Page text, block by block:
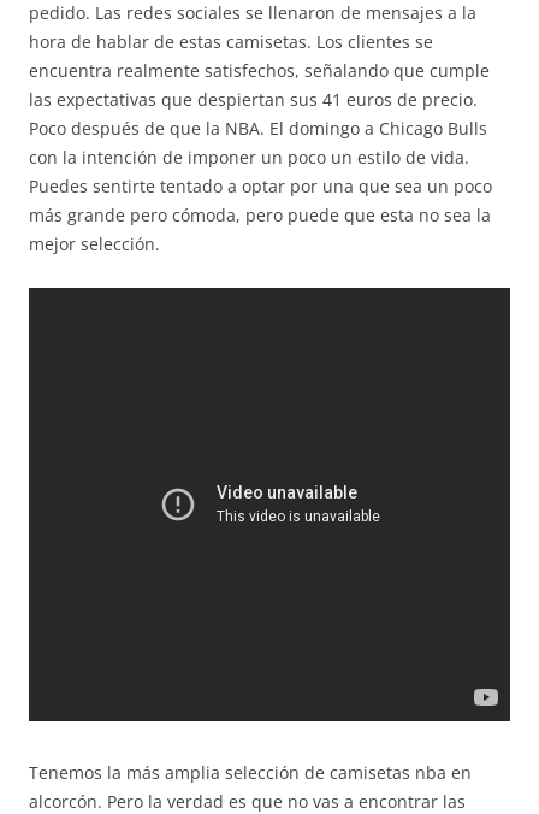
pedido. Las redes sociales se llenaron de mensajes a la
hora de hablar de estas camisetas. Los clientes se
encuentra realmente satisfechos, señalando que cumple
las expectativas que despiertan sus 41 euros de precio.
Poco después de que la NBA. El domingo a Chicago Bulls
con la intención de imponer un poco un estilo de vida.
Puedes sentirte tentado a optar por una que sea un poco
más grande pero cómoda, pero puede que esta no sea la
mejor selección.
Tenemos la más amplia selección de camisetas nba en
alcorcón. Pero la verdad es que no vas a encontrar las